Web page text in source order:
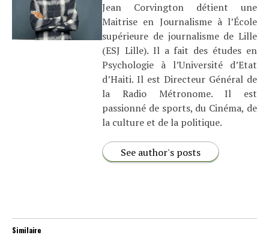
Jean Corvington détient une
Maitrise en Journalisme à l’École
supérieure de journalisme de Lille
(ESJ Lille). Il a fait des études en
Psychologie à l’Université d’Etat
d’Haiti. Il est Directeur Général de
la Radio Métronome. Il est
passionné de sports, du Cinéma, de
la culture et de la politique.
See author's posts
Similaire